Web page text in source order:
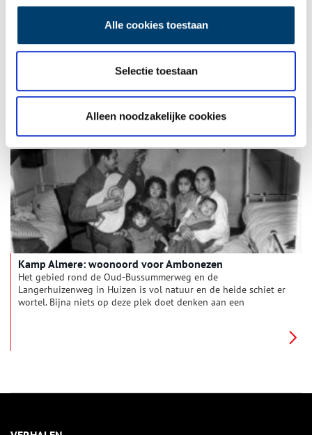
Alle cookies toestaan
Selectie toestaan
Alleen noodzakelijke cookies
Japan en de Joffer
menig Europeaan fascinerende gewoontes op na gehouden.
Japan heeft altijd een bepaalde aantrekkingskracht gehad.
Vanaf het midden van de negentiende eeuw lieten diverse
kunstenaars zich inspireren door het land. Eén van hen was
Lizzy Ansingh. Het onderwerp van veel van haar schilderijen:
poppen. Hoe is dit te rijmen met Japan?
Kamp Almere: woonoord voor Ambonezen
Het gebied rond de Oud-Bussummerweg en de
Langerhuizenweg in Huizen is vol natuur en de heide schiet er
wortel. Bijna niets op deze plek doet denken aan een